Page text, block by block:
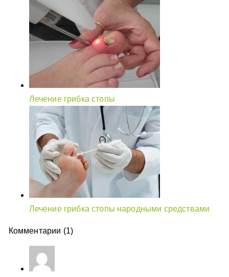
Лечение грибка стопы
Лечение грибка стопы народными средствами
Комментарии (1)